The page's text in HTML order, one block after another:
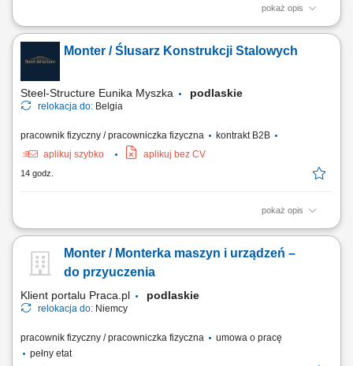
pokaż opis
Relocate to Krakow with 10.000 PLN bonus! Your potential has a place
here with TTEC's award winning employment experience. As a Digital
Sales Representative with German-English working hybrid in Krakow,
#experienceTTEC Our employees have...
Monter / Ślusarz Konstrukcji Stalowych
Steel-Structure Eunika Myszka podlaskie
relokacja do: Belgia
pracownik fizyczny / pracowniczka fizyczna
kontrakt B2B
aplikuj szybko
aplikuj bez CV
14 godz.
pokaż opis
Zakres obowiązków montaż elementów konstrukcji stalowych na
elementów, wiercenie, cięcie oraz przygotowywanie elementów do
montażu, wykonywanie podstawowych prac ślusarskich. Praca
Monter / Monterka maszyn i urządzeń –
do przyuczenia
Klient portalu Praca.pl podlaskie
relokacja do: Niemcy
pracownik fizyczny / pracowniczka fizyczna
umowa o pracę
pełny etat